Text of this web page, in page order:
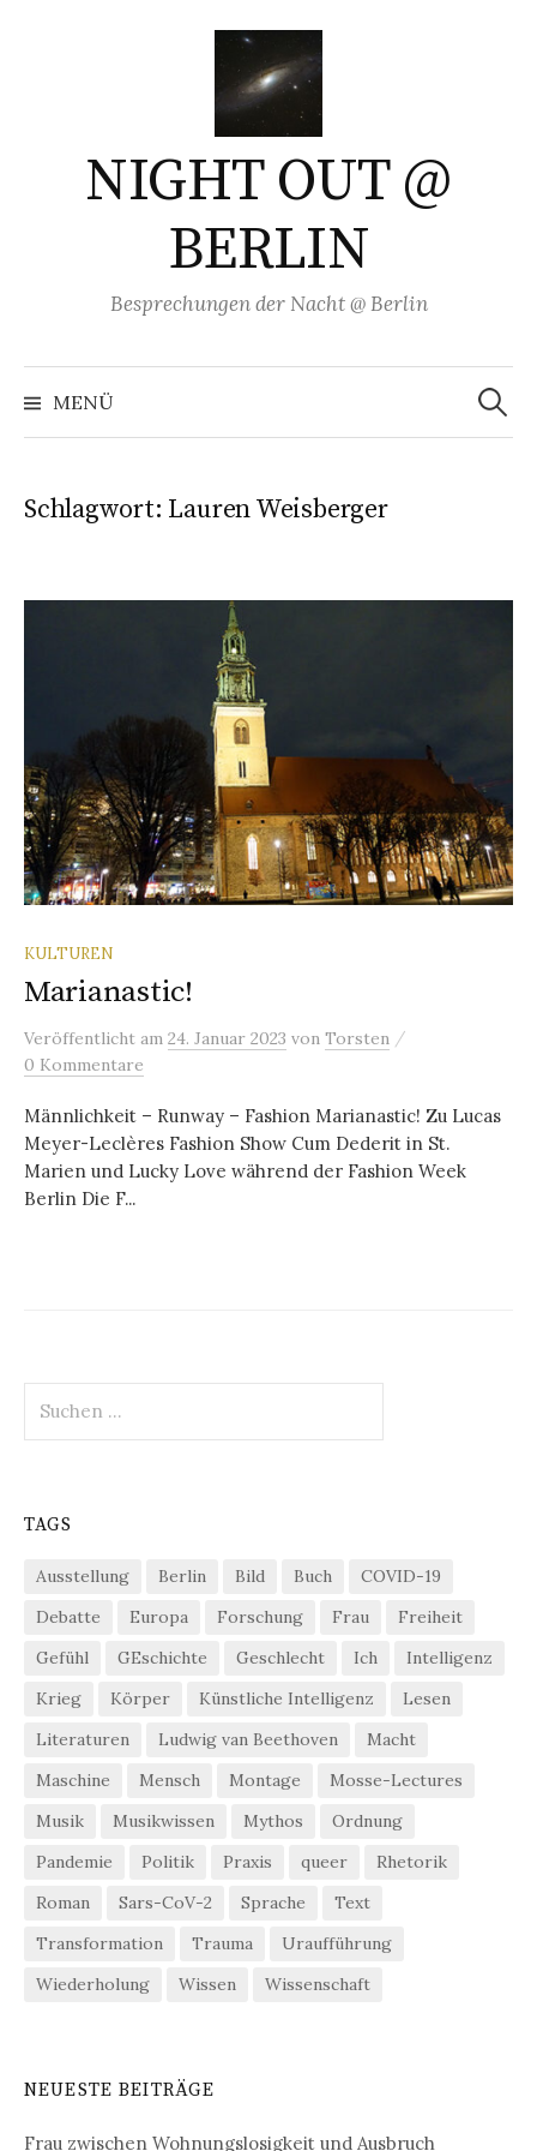
NIGHT OUT @
BERLIN
Besprechungen der Nacht @ Berlin
MENÜ
Suchen
nach:
Schlagwort: Lauren Weisberger
KULTUREN
Marianastic!
Veröffentlicht am 24. Januar 2023 von Torsten /
0 Kommentare
Männlichkeit – Runway – Fashion Marianastic! Zu Lucas
Meyer-Leclères Fashion Show Cum Dederit in St.
Marien und Lucky Love während der Fashion Week
Berlin Die F...
nach:
TAGS
Ausstellung Berlin Bild Buch
COVID-19
Debatte
Europa Forschung Frau
Freiheit
Gefühl
GEschichte Geschlecht Ich
Intelligenz
Krieg
Körper Künstliche Intelligenz
Lesen
Literaturen
Ludwig van Beethoven
Macht
Maschine
Mensch Montage
Mosse-Lectures
Musik
Musikwissen Mythos
Ordnung
Pandemie
Politik Praxis queer
Rhetorik
Roman
Sars-CoV-2 Sprache
Text
Transformation
Trauma
Uraufführung
Wiederholung
Wissen Wissenschaft
NEUESTE BEITRÄGE
Frau zwischen Wohnungslosigkeit und Ausbruch